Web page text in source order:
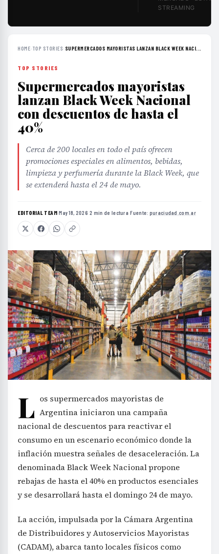
STREAMING
HOME› TOP STORIES› SUPERMERCADOS MAYORISTAS LANZAN BLACK WEEK NACI...
TOP STORIES
Supermercados mayoristas
lanzan Black Week Nacional
con descuentos de hasta el
40%
Cerca de 200 locales en todo el país ofrecen
promociones especiales en alimentos, bebidas,
limpieza y perfumería durante la Black Week, que
se extenderá hasta el 24 de mayo.
EDITORIAL TEAM·May 18, 2026·2 min de lectura·Fuente: puraciudad.com.ar
L os supermercados mayoristas de
Argentina iniciaron una campaña
nacional de descuentos para reactivar el
consumo en un escenario económico donde la
inflación muestra señales de desaceleración. La
denominada Black Week Nacional propone
rebajas de hasta el 40% en productos esenciales
y se desarrollará hasta el domingo 24 de mayo.
La acción, impulsada por la Cámara Argentina
de Distribuidores y Autoservicios Mayoristas
(CADAM), abarca tanto locales físicos como